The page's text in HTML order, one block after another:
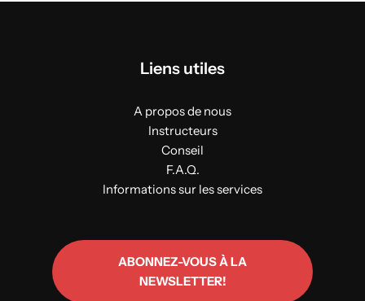
Liens utiles
A propos de nous
Instructeurs
Conseil
F.A.Q.
Informations sur les services
ABONNEZ-VOUS À LA
NEWSLETTER!